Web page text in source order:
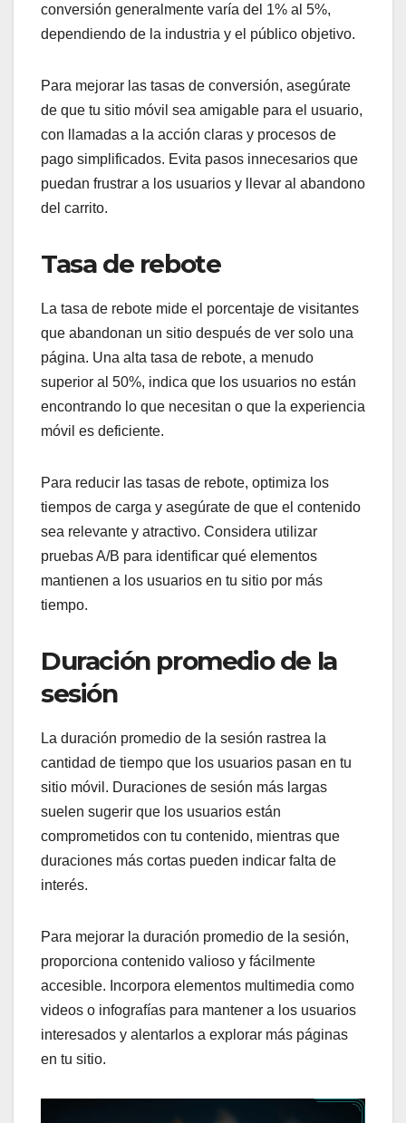
conversión generalmente varía del 1% al 5%,
dependiendo de la industria y el público objetivo.
Para mejorar las tasas de conversión, asegúrate
de que tu sitio móvil sea amigable para el usuario,
con llamadas a la acción claras y procesos de
pago simplificados. Evita pasos innecesarios que
puedan frustrar a los usuarios y llevar al abandono
del carrito.
Tasa de rebote
La tasa de rebote mide el porcentaje de visitantes
que abandonan un sitio después de ver solo una
página. Una alta tasa de rebote, a menudo
superior al 50%, indica que los usuarios no están
encontrando lo que necesitan o que la experiencia
móvil es deficiente.
Para reducir las tasas de rebote, optimiza los
tiempos de carga y asegúrate de que el contenido
sea relevante y atractivo. Considera utilizar
pruebas A/B para identificar qué elementos
mantienen a los usuarios en tu sitio por más
tiempo.
Duración promedio de la
sesión
La duración promedio de la sesión rastrea la
cantidad de tiempo que los usuarios pasan en tu
sitio móvil. Duraciones de sesión más largas
suelen sugerir que los usuarios están
comprometidos con tu contenido, mientras que
duraciones más cortas pueden indicar falta de
interés.
Para mejorar la duración promedio de la sesión,
proporciona contenido valioso y fácilmente
accesible. Incorpora elementos multimedia como
videos o infografías para mantener a los usuarios
interesados y alentarlos a explorar más páginas
en tu sitio.